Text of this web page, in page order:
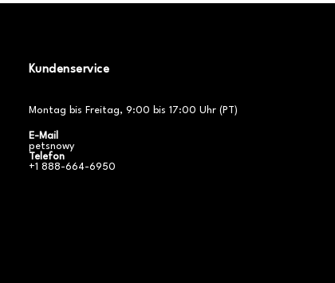
Kundenservice
Montag bis Freitag, 9:00 bis 17:00 Uhr (PT)
E-Mail
petsnowy
Telefon
+1 888-664-6950